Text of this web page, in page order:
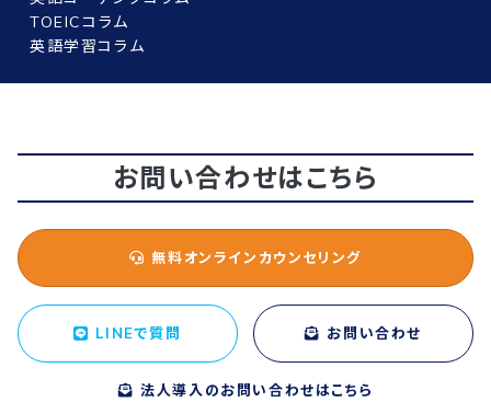
TOEICコラム
英語学習コラム
お問い合わせはこちら
無料オンラインカウンセリング
LINEで質問 お問い合わせ
法人導入のお問い合わせはこちら